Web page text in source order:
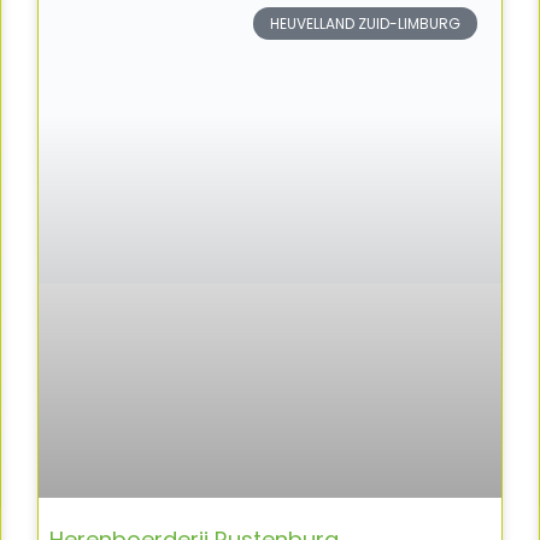
HEUVELLAND ZUID-LIMBURG